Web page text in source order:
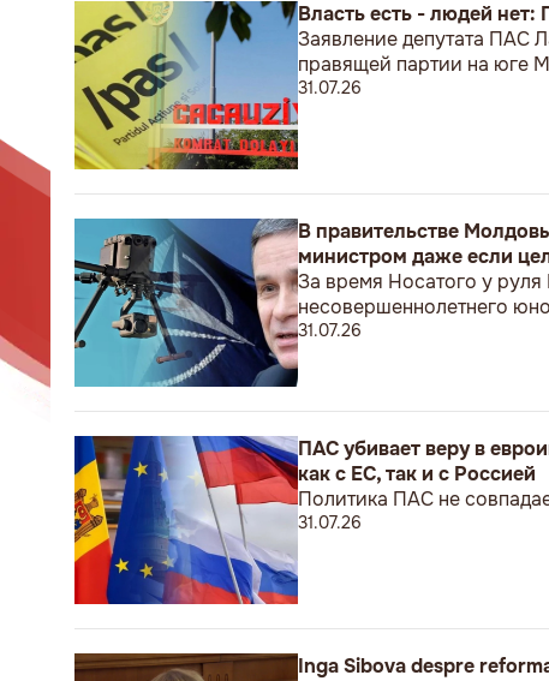
Власть есть - людей нет:
Заявление депутата ПАС
правящей партии на юге
31.07.26
В правительстве
министром даже если
За время Носатого у
несовершеннолетнего
31.07.26
ПАС убивает веру в
как с ЕС, так и с Россией
Политика ПАС не
31.07.26
Inga Sibova despre